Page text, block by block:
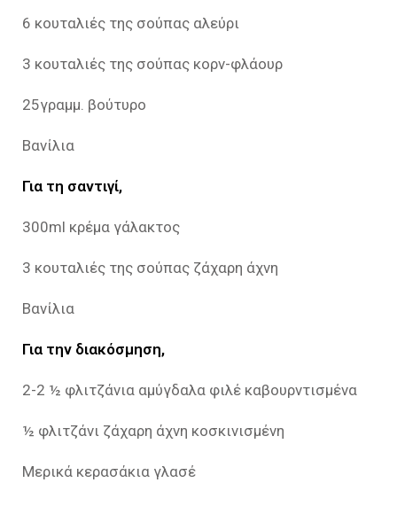
6 κουταλιές της σούπας αλεύρι
3 κουταλιές της σούπας κορν-φλάουρ
25γραμμ. βούτυρο
Βανίλια
Για τη σαντιγί,
300ml κρέμα γάλακτος
3 κουταλιές της σούπας ζάχαρη άχνη
Βανίλια
Για την διακόσμηση,
2-2 ½ φλιτζάνια αμύγδαλα φιλέ καβουρντισμένα
½ φλιτζάνι ζάχαρη άχνη κοσκινισμένη
Μερικά κερασάκια γλασέ